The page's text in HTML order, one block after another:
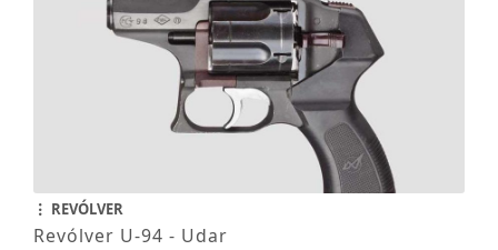
REVÓLVER
Revólver U-94 - Udar